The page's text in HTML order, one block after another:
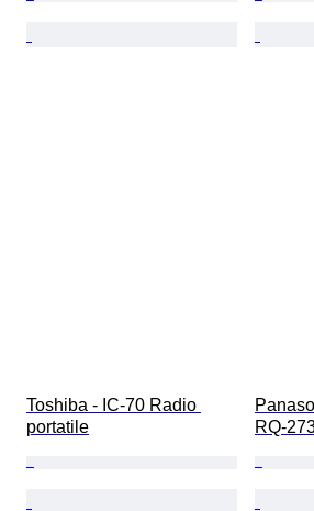
Toshiba - IC-70 Radio
portatile
RQ-